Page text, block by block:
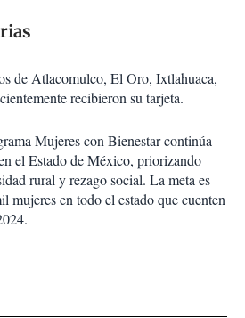
de Atlacomulco, El Oro, Ixtlahuaca,
recibieron su tarjeta.
Mujeres con Bienestar continúa
el Estado de México, priorizando
rural y rezago social. La meta es
mujeres en todo el estado que cuenten